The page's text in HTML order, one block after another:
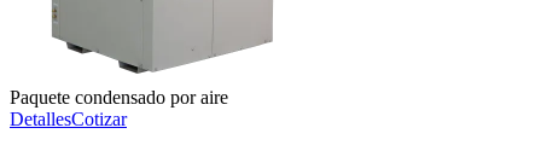
Paquete condensado por aire
DetallesCotizar